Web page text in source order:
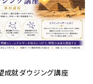
成就ダウジング講座